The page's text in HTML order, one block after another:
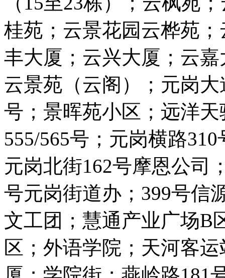
桂苑；云景花园云桦苑
丰大厦；云兴大厦；云
云景苑（云阁）；元岗
号；景晖苑小区；远洋
555/565号；元岗横路
元岗北街162号摩恩公司
号元岗街道办；399号信
文工团；慧通产业广场B
区；外语学院；天河客